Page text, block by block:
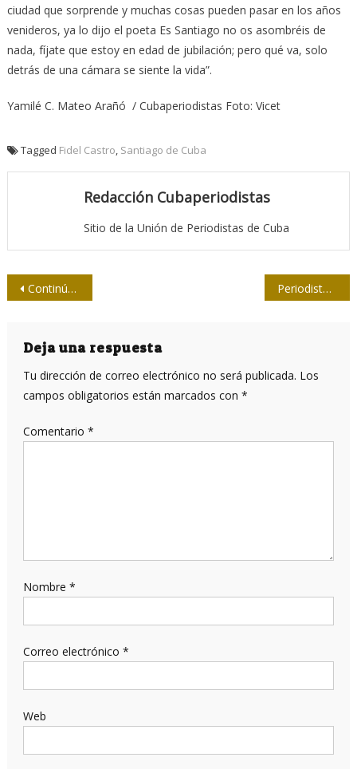
ciudad que sorprende y muchas cosas pueden pasar en los años
venideros, ya lo dijo el poeta Es Santiago no os asombréis de
nada, fíjate que estoy en edad de jubilación; pero qué va, solo
detrás de una cámara se siente la vida”.
Yamilé C. Mateo Arañó / Cubaperiodistas Foto: Vicet
Tagged Fidel Castro, Santiago de Cuba
Redacción Cubaperiodistas
Sitio de la Unión de Periodistas de Cuba
Navegación
entradas
Continúa trabajo en Comisiones el Parlamento cubano Periodistas-diputadas en la Asamblea Nacional del Poder Popular
Deja una respuesta
Tu dirección de correo electrónico no será publicada. Los
campos obligatorios están marcados con *
Comentario *
Nombre *
Correo electrónico *
Web